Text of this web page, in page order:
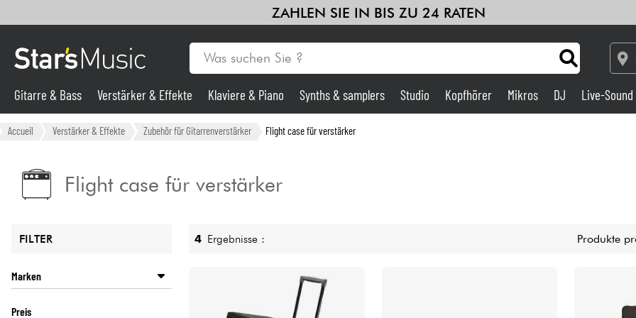
ZAHLEN SIE IN BIS ZU 24 RATEN
Gitarre & Bass
Violinen & Quartett
Gitarre & Bass Verstärker & Effekte Klaviere & Piano Synths & samplers Studio Kopfhörer Mikros DJ Live-Sound
Accueil Verstärker & Effekte Zubehör für Gitarrenverstärker Flight case für verstärker
Flight case für verstärker
FILTER
Marken
Preis
4 Ergebnisse : Produkte